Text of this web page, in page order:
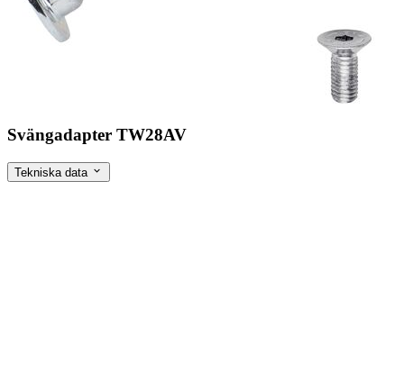
Svängadapter TW28AV
Tekniska data